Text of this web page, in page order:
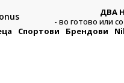
ДВА
- во готово или
Спортови Брендови